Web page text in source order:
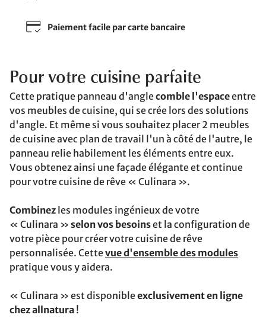
Paiement facile par carte bancaire
Pour votre cuisine parfaite
Cette pratique panneau d'anglecomble l'espaceentre
vos meubles de cuisine, qui se crée lors des solutions
d'angle. Et même si vous souhaitez placer 2 meubles
de cuisine avec plan de travail l'un à côté de l'autre, le
panneau relie habilement les éléments entre eux.
Vous obtenez ainsi une façade élégante et continue
pour votre cuisine de rêve « Culinara ».
Combinez les modules ingénieux de votre
« Culinara » selon vos besoinset la configuration de
votre pièce pour créer votre cuisine de rêve
personnalisée. Cettevue d'ensemble des modules
pratique vous y aidera.
« Culinara » est disponibleexclusivement en ligne
chez allnatura !